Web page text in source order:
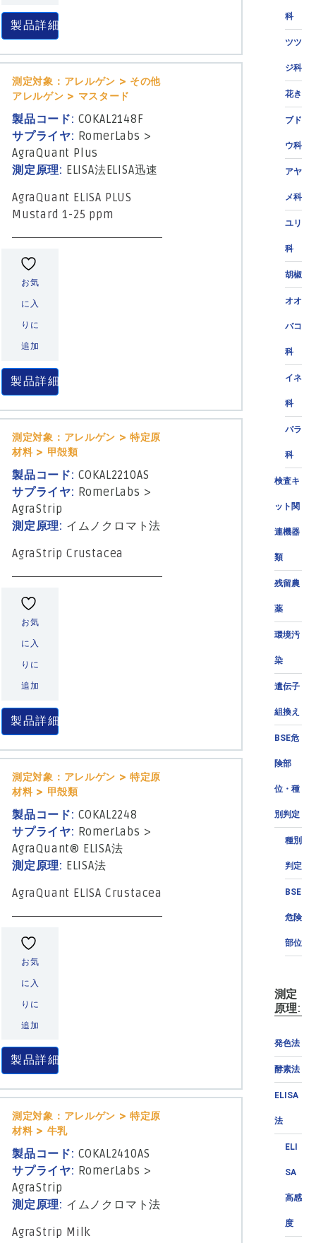
科
ツツ
ジ科
花き
ブド
ウ科
アヤ
メ科
ユリ
科
胡椒
オオ
バコ
科
イネ
科
バラ
科
検査キ
ット関
連機器
類
残留農
薬
環境汚
染
遺伝子
組換え
BSE危
険部
位・種
別判定
種別
判定
BSE
危険
部位
測定
原理:
発色法
酵素法
ELISA
法
ELI
SA
高感
度
製品詳細
測定対象：アレルゲン > その他
アレルゲン > マスタード
製品コード: COKAL2148F
サプライヤ: RomerLabs >
AgraQuant Plus
測定原理: ELISA法ELISA迅速
AgraQuant ELISA PLUS
Mustard 1-25 ppm
お気
に入
りに
追加
製品詳細
測定対象：アレルゲン > 特定原
材料 > 甲殻類
製品コード: COKAL2210AS
サプライヤ: RomerLabs >
AgraStrip
測定原理: イムノクロマト法
AgraStrip Crustacea
お気
に入
りに
追加
製品詳細
測定対象：アレルゲン > 特定原
材料 > 甲殻類
製品コード: COKAL2248
サプライヤ: RomerLabs >
AgraQuant® ELISA法
測定原理: ELISA法
AgraQuant ELISA Crustacea
お気
に入
りに
追加
製品詳細
測定対象：アレルゲン > 特定原
材料 > 牛乳
製品コード: COKAL2410AS
サプライヤ: RomerLabs >
AgraStrip
測定原理: イムノクロマト法
AgraStrip Milk